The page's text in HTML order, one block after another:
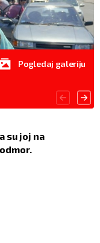
Pogledaj galeriju
su joj na